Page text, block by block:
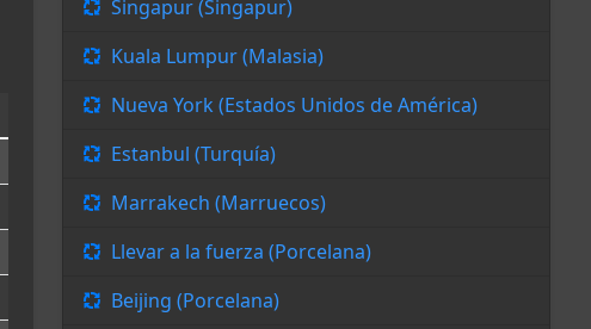
Singapur (Singapur)
Kuala Lumpur (Malasia)
Nueva York (Estados Unidos de América)
Estanbul (Turquía)
Marrakech (Marruecos)
Llevar a la fuerza (Porcelana)
Beijing (Porcelana)